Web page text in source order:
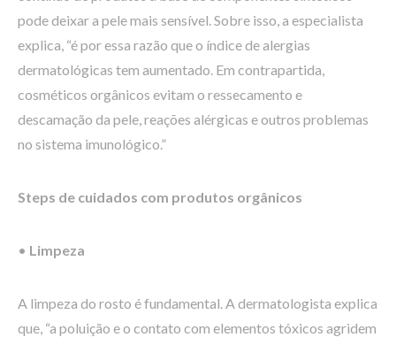
pode deixar a pele mais sensível. Sobre isso, a especialista
explica, “é por essa razão que o índice de alergias
dermatológicas tem aumentado. Em contrapartida,
cosméticos orgânicos evitam o ressecamento e
descamação da pele, reações alérgicas e outros problemas
no sistema imunológico.”
Steps de cuidados com produtos orgânicos
• Limpeza
A limpeza do rosto é fundamental. A dermatologista explica
que, “a poluição e o contato com elementos tóxicos agridem